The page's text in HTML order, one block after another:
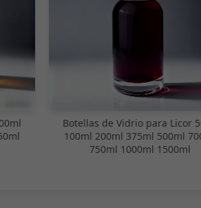
Botellas de Vidrio para Licor
100ml 200ml 375ml 500ml
750ml 1000ml 1500ml